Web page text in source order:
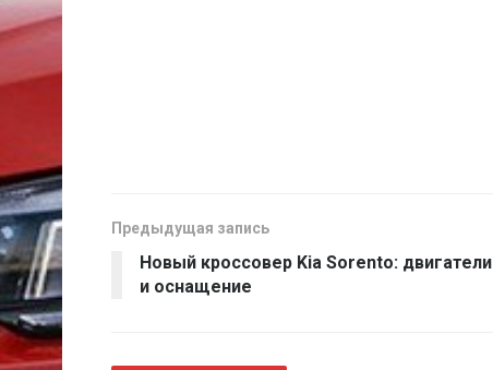
Предыдущая запись
Новый кроссовер Kia Sorento: двигатели
и оснащение